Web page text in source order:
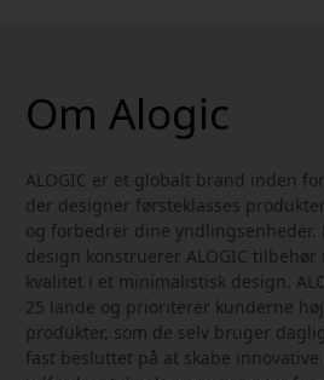
Om Alogic
ALOGIC er et globalt brand inden
der designer førsteklasses
og forbedrer dine yndlingsenheder.
design konstruerer ALOGIC
kvalitet i et minimalistisk design.
25 lande og prioriterer kunderne
produkter, som de selv bruger
fast besluttet på at skabe